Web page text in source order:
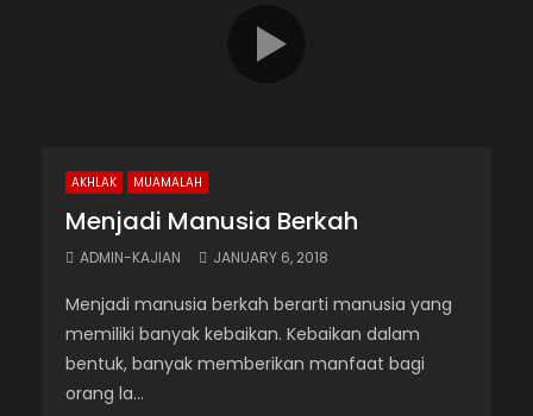
AKHLAK MUAMALAH
Menjadi Manusia Berkah
ADMIN-KAJIAN JANUARY 6, 2018
Menjadi manusia berkah berarti manusia yang
memiliki banyak kebaikan. Kebaikan dalam
bentuk, banyak memberikan manfaat bagi
orang la...